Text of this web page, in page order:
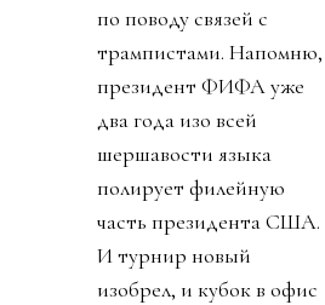
по поводу связей с
трампистами. Напомню,
президент ФИФА уже
два года изо всей
шершавости языка
полирует филейную
часть президента США.
И турнир новый
изобрел, и кубок в офис